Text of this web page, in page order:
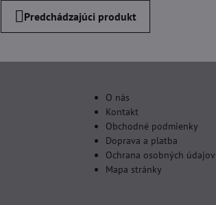
Predchádzajúci produkt
O nás
Kontakt
Obchodné podmienky
Doprava a platba
Ochrana osobných údajov
Mapa stránky